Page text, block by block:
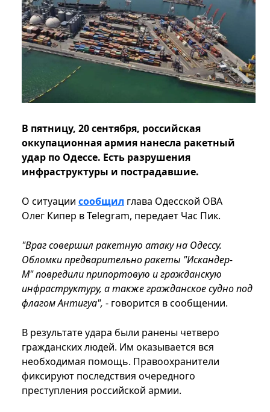
В пятницу, 20 сентября, российская
оккупационная армия нанесла ракетный
удар по Одессе. Есть разрушения
инфраструктуры и пострадавшие.
О ситуации сообщил глава Одесской ОВА
Олег Кипер в Telegram, передает Час Пик.
"Враг совершил ракетную атаку на Одессу.
Обломки предварительно ракеты "Искандер-
М" повредили припортовую и гражданскую
инфраструктуру, а также гражданское судно под
флагом Антигуа", - говорится в сообщении.
В результате удара были ранены четверо
гражданских людей. Им оказывается вся
необходимая помощь. Правоохранители
фиксируют последствия очередного
преступления российской армии.